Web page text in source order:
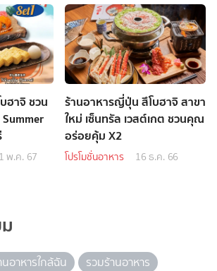
ฮาจิ ชวน
พ.ค. 67
ร้านอาหารญี่ปุ่น สึโบฮาจิ สาขา
ใหม่ เซ็นทรัล เวสต์เกต ชวนคุณ
อร่อยคุ้ม X2
โปรโมชั่นอาหาร 16 ธ.ค. 66
นอาหารใกล้ฉัน
รวมร้านอาหาร